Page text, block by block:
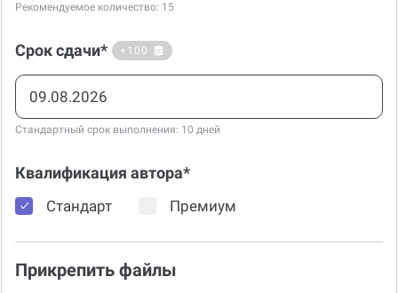
Рекомендуемое количество: 15
Срок сдачи* +100
Стандартный срок выполнения: 10 дней
Квалификация автора*
Стандарт Премиум
Прикрепить файлы